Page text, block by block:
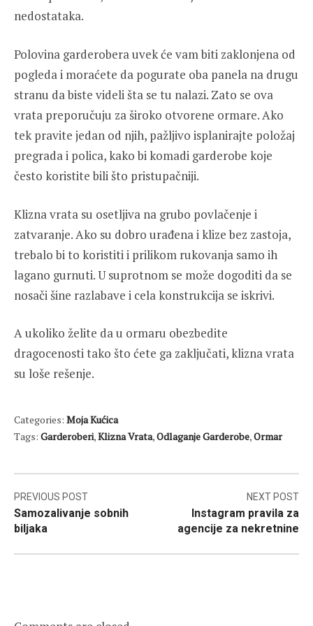
nedostataka.
Polovina garderobera uvek će vam biti zaklonjena od
pogleda i moraćete da pogurate oba panela na drugu
stranu da biste videli šta se tu nalazi. Zato se ova
vrata preporučuju za široko otvorene ormare. Ako
tek pravite jedan od njih, pažljivo isplanirajte položaj
pregrada i polica, kako bi komadi garderobe koje
često koristite bili što pristupačniji.
Klizna vrata su osetljiva na grubo povlačenje i
zatvaranje. Ako su dobro urađena i klize bez zastoja,
trebalo bi to koristiti i prilikom rukovanja samo ih
lagano gurnuti. U suprotnom se može dogoditi da se
nosači šine razlabave i cela konstrukcija se iskrivi.
A ukoliko želite da u ormaru obezbedite
dragocenosti tako što ćete ga zaključati, klizna vrata
su loše rešenje.
Categories: Moja Kućica
Tags: Garderoberi,Klizna Vrata,Odlaganje Garderobe,Ormar
Post
navigation
PREVIOUS POST
Samozalivanje sobnih
biljaka
NEXT POST
Instagram pravila za
agencije za nekretnine